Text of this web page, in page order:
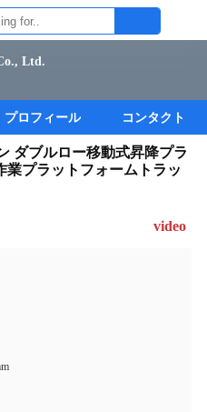
Ltd.
プロフィール コンタクト
ダブルロー移動式昇降プラ
業プラットフォームトラッ
video